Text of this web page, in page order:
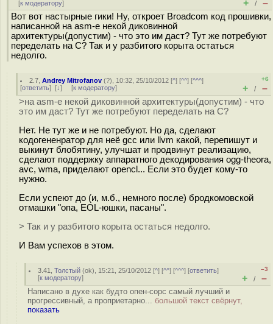
[к модератору] + / –
Вот вот настырные гики! Ну, откроет Broadcom код прошивки,
написанной на asm-е некой диковинной
архитектуры(допустим) - что это им даст? Тут же потребуют
переделать на С? Так и у разбитого корыта остаться
недолго.
2.7 ,Andrey Mitrofanov (?), 10:32, 25/10/2012 [^] [^^] [^^^]
[ответить] [↓] [к модератору]
+6
+ / –
>на asm-е некой диковинной архитектуры(допустим) - что
это им даст? Тут же потребуют переделать на С?
Нет. Не тут же и не потребуют. Но да, сделают
кодогененратор для неё gcc или llvm какой, перепишут и
выкинут блобятину, улучшат и продвинут реализацию,
сделают поддержку аппаратного декодирования ogg-theora,
avc, wma, приделают opencl... Если это будет кому-то
нужно.
Если успеют до (и, м.б., немного после) бродкомовской
отмашки "опа, EOL-юшки, пасаны".
> Так и у разбитого корыта остаться недолго.
И Вам успехов в этом.
3.41 ,Толстый (ok), 15:21, 25/10/2012 [^] [^^] [^^^] [ответить]
[к модератору]
–3
+ / –
Написано в духе как будто опен-сорс самый лучший и
прогрессивный, а проприетарно... большой текст свёрнут,
показать